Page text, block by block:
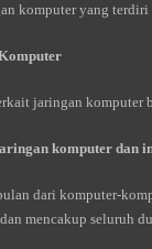
komputer yang
jaringan komputer
komputer dan
dari komputer-
mencakup seluruh